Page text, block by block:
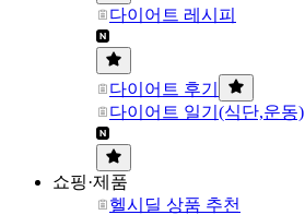
다이어트 레시피
다이어트 후기
다이어트 일기(식단,운동)
쇼핑·제품
헬시딜 상품 추천